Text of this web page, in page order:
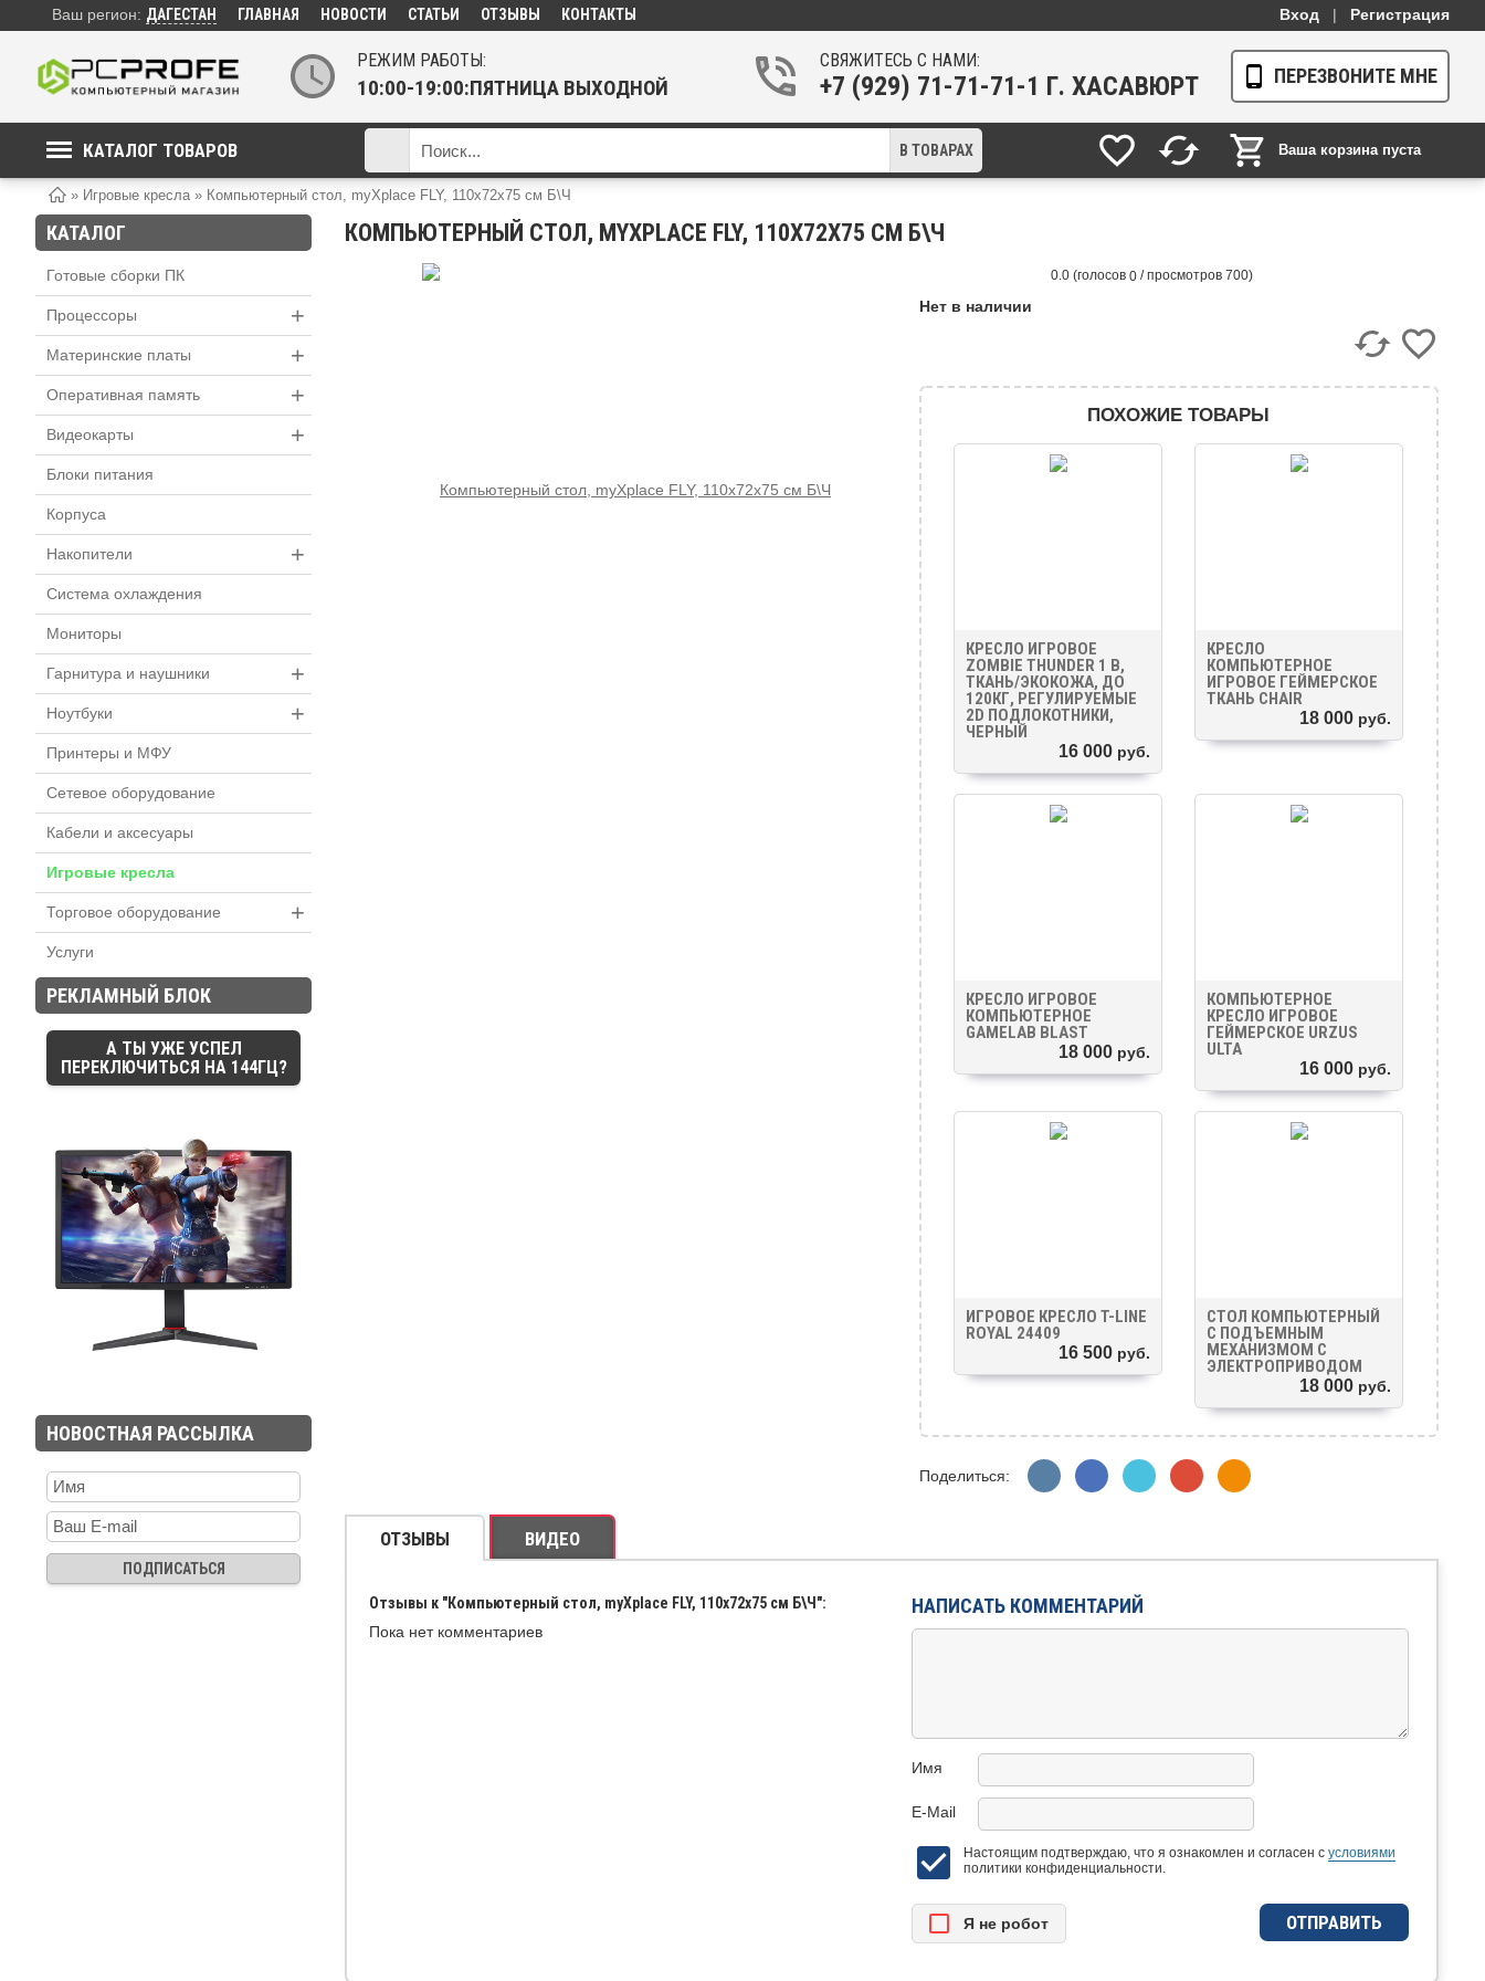
Ваш регион: ДАГЕСТАН ГЛАВНАЯ НОВОСТИ СТАТЬИ ОТЗЫВЫ КОНТАКТЫ Вход | Регистрация
РЕЖИМ РАБОТЫ:
10:00-19:00:ПЯТНИЦА ВЫХОДНОЙ
СВЯЖИТЕСЬ С НАМИ:
+7 (929) 71-71-71-1 Г. ХАСАВЮРТ ПЕРЕЗВОНИТЕ МНЕ
КАТАЛОГ ТОВАРОВ Ваша корзина пуста
В ТОВАРАХ
» Игровые кресла » Компьютерный стол, myXplace FLY, 110х72х75 см Б\Ч
КАТАЛОГ
Готовые сборки ПК
Процессоры +
Материнские платы +
Оперативная память +
Видеокарты +
Блоки питания
Корпуса
Накопители +
Система охлаждения
Мониторы
Гарнитура и наушники +
Ноутбуки +
Принтеры и МФУ
Сетевое оборудование
Кабели и аксесуары
Игровые кресла
Торговое оборудование +
Услуги
РЕКЛАМНЫЙ БЛОК
А ТЫ УЖЕ УСПЕЛ
ПЕРЕКЛЮЧИТЬСЯ НА 144ГЦ?
НОВОСТНАЯ РАССЫЛКА
КОМПЬЮТЕРНЫЙ СТОЛ, MYXPLACE FLY, 110Х72Х75 СМ Б\Ч
0.0 (голосов 0 / просмотров 700)
Нет в наличии
ПОХОЖИЕ ТОВАРЫ
КРЕСЛО ИГРОВОЕ
ZOMBIE THUNDER 1 B,
ТКАНЬ/ЭКОКОЖА, ДО
120КГ, РЕГУЛИРУЕМЫЕ
2D ПОДЛОКОТНИКИ,
ЧЕРНЫЙ
16 000 руб.
КРЕСЛО
КОМПЬЮТЕРНОЕ
ИГРОВОЕ ГЕЙМЕРСКОЕ
ТКАНЬ CHAIR
18 000 руб.
КРЕСЛО ИГРОВОЕ
КОМПЬЮТЕРНОЕ
GAMELAB BLAST
18 000 руб.
КОМПЬЮТЕРНОЕ
КРЕСЛО ИГРОВОЕ
ГЕЙМЕРСКОЕ URZUS
ULTA
16 000 руб.
ИГРОВОЕ КРЕСЛО T-LINE
ROYAL 24409
16 500 руб.
СТОЛ КОМПЬЮТЕРНЫЙ
С ПОДЪЕМНЫМ
МЕХАНИЗМОМ С
ЭЛЕКТРОПРИВОДОМ
18 000 руб.
Поделиться:
ОТЗЫВЫ ВИДЕО
Отзывы к "Компьютерный стол, myXplace FLY, 110х72х75 см Б\Ч":
Пока нет комментариев
НАПИСАТЬ КОММЕНТАРИЙ
Имя
E-Mail
Настоящим подтверждаю, что я ознакомлен и согласен с условиями
политики конфиденциальности.
Я нe рoбoт